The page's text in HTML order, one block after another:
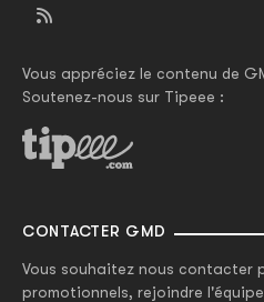
Vous appréciez le contenu de
Soutenez-nous sur Tipeee :
CONTACTER GMD
Vous souhaitez nous contacter
promotionnels, rejoindre